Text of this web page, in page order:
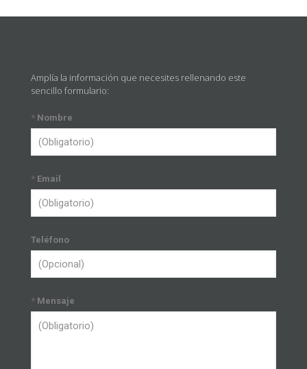
Amplía la información que necesites rellenando este
sencillo formulario:
* Nombre
* Email
Teléfono
* Mensaje